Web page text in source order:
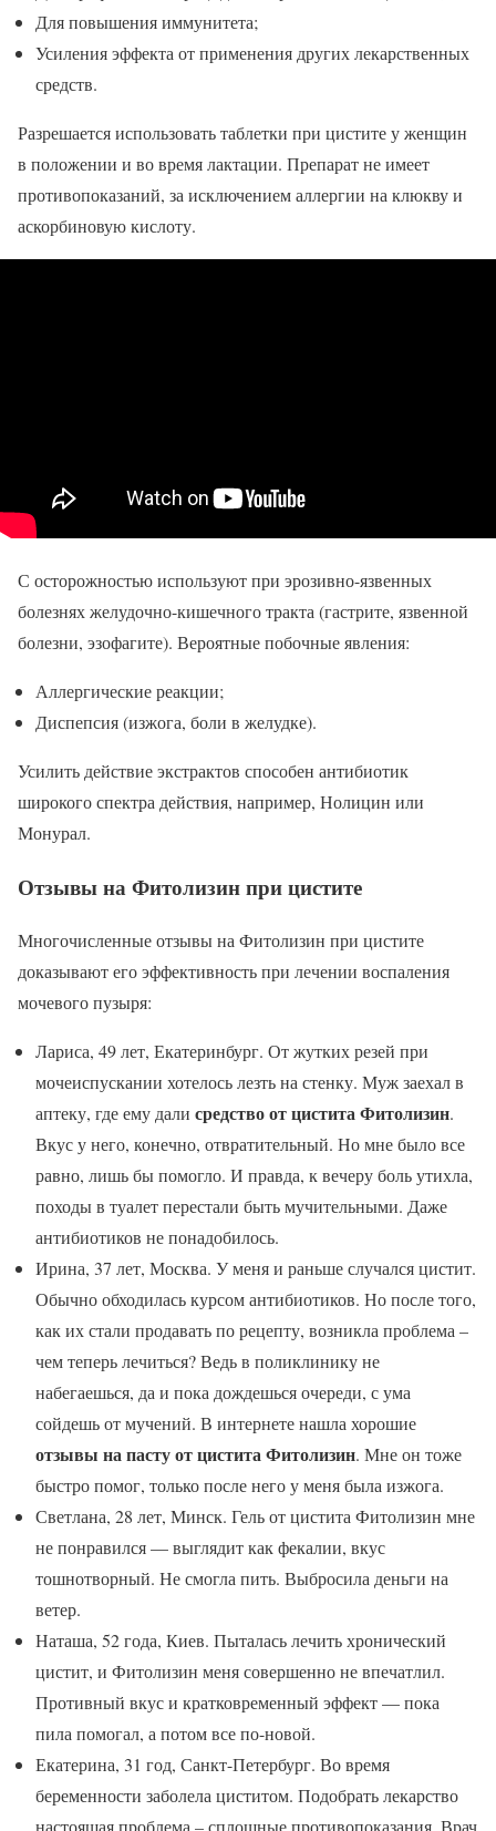
Для повышения иммунитета;
Усиления эффекта от применения других лекарственных
средств.
Разрешается использовать таблетки при цистите у женщин
в положении и во время лактации. Препарат не имеет
противопоказаний, за исключением аллергии на клюкву и
аскорбиновую кислоту.
С осторожностью используют при эрозивно-язвенных
болезнях желудочно-кишечного тракта (гастрите, язвенной
болезни, эзофагите). Вероятные побочные явления:
Аллергические реакции;
Диспепсия (изжога, боли в желудке).
Усилить действие экстрактов способен антибиотик
широкого спектра действия, например, Нолицин или
Монурал.
Отзывы на Фитолизин при цистите
Многочисленные отзывы на Фитолизин при цистите
доказывают его эффективность при лечении воспаления
мочевого пузыря:
Лариса, 49 лет, Екатеринбург. От жутких резей при
мочеиспускании хотелось лезть на стенку. Муж заехал в
аптеку, где ему дали средство от цистита Фитолизин.
Вкус у него, конечно, отвратительный. Но мне было все
равно, лишь бы помогло. И правда, к вечеру боль утихла,
походы в туалет перестали быть мучительными. Даже
антибиотиков не понадобилось.
Ирина, 37 лет, Москва. У меня и раньше случался цистит.
Обычно обходилась курсом антибиотиков. Но после того,
как их стали продавать по рецепту, возникла проблема –
чем теперь лечиться? Ведь в поликлинику не
набегаешься, да и пока дождешься очереди, с ума
сойдешь от мучений. В интернете нашла хорошие
отзывы на пасту от цистита Фитолизин. Мне он тоже
быстро помог, только после него у меня была изжога.
Светлана, 28 лет, Минск. Гель от цистита Фитолизин мне
не понравился — выглядит как фекалии, вкус
тошнотворный. Не смогла пить. Выбросила деньги на
ветер.
Наташа, 52 года, Киев. Пыталась лечить хронический
цистит, и Фитолизин меня совершенно не впечатлил.
Противный вкус и кратковременный эффект — пока
пила помогал, а потом все по-новой.
Екатерина, 31 год, Санкт-Петербург. Во время
беременности заболела циститом. Подобрать лекарство